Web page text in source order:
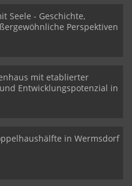
Seele - Geschichte,
Perspektiven
mit etablierter
Entwicklungspotenzial in
in Wermsdorf